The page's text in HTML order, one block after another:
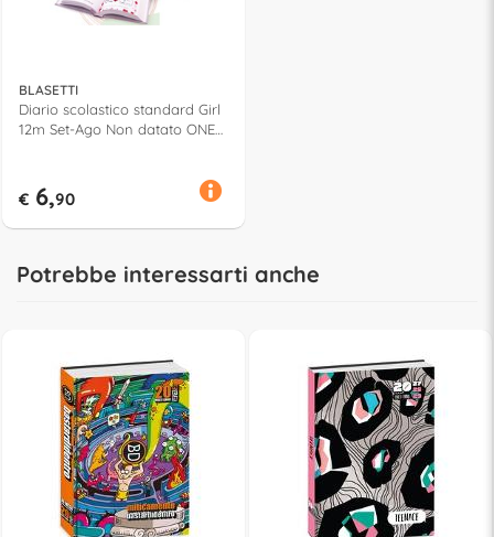
BLASETTI
Diario scolastico standard Girl
12m Set-Ago Non datato ONE
€ 6,90
Potrebbe interessarti anche